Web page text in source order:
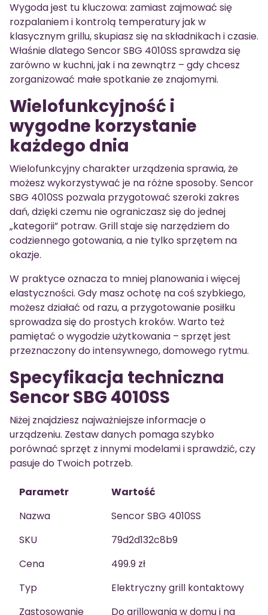
Wygoda jest tu kluczowa: zamiast zajmować się
rozpalaniem i kontrolą temperatury jak w
klasycznym grillu, skupiasz się na składnikach i czasie.
Właśnie dlatego Sencor SBG 4010SS sprawdza się
zarówno w kuchni, jak i na zewnątrz – gdy chcesz
zorganizować małe spotkanie ze znajomymi.
Wielofunkcyjność i
wygodne korzystanie
każdego dnia
Wielofunkcyjny charakter urządzenia sprawia, że
możesz wykorzystywać je na różne sposoby. Sencor
SBG 4010SS pozwala przygotować szeroki zakres
dań, dzięki czemu nie ograniczasz się do jednej
„kategorii” potraw. Grill staje się narzędziem do
codziennego gotowania, a nie tylko sprzętem na
okazje.
W praktyce oznacza to mniej planowania i więcej
elastyczności. Gdy masz ochotę na coś szybkiego,
możesz działać od razu, a przygotowanie posiłku
sprowadza się do prostych kroków. Warto też
pamiętać o wygodzie użytkowania – sprzęt jest
przeznaczony do intensywnego, domowego rytmu.
Specyfikacja techniczna
Sencor SBG 4010SS
Niżej znajdziesz najważniejsze informacje o
urządzeniu. Zestaw danych pomaga szybko
porównać sprzęt z innymi modelami i sprawdzić, czy
pasuje do Twoich potrzeb.
Parametr
Wartość
Nazwa
Sencor SBG 4010SS
SKU
79d2d132c8b9
Cena
499.9 zł
Typ
Elektryczny grill kontaktowy
Zastosowanie
Do grillowania w domu i na